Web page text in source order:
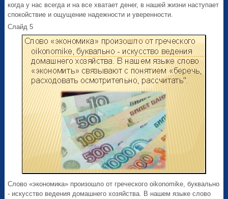
когда у нас всегда и на все хватает денег, в нашей жизни наступает
спокойствие и ощущение надежности и уверенности.
Слайд 5
Слово «экономика» произошло от греческого oikonomike, буквально
- искусство ведения домашнего хозяйства. В нашем языке слово